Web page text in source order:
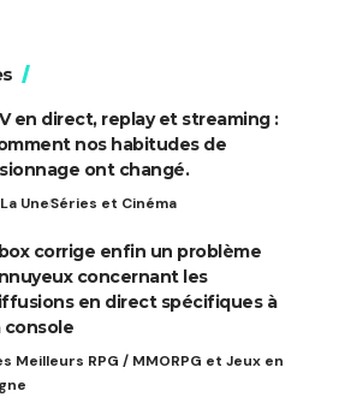
en direct, replay et streaming :
nos habitudes de
ont changé.
UneSéries et Cinéma
corrige enfin un problème
concernant les
en direct spécifiques à
console
Meilleurs RPG / MMORPG et Jeux en